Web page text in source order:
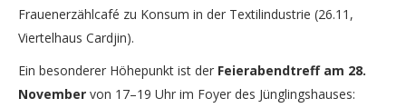
Frauenerzählcafé zu Konsum in der Textilindustrie (26.11,
Viertelhaus Cardjin).
Ein besonderer Höhepunkt ist der Feierabendtreff am 28.
November von 17–19 Uhr im Foyer des Jünglingshauses: